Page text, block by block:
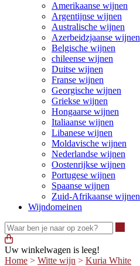
Amerikaanse wijnen
Argentijnse wijnen
Australische wijnen
Azerbeidzjaanse wijnen
Belgische wijnen
chileense wijnen
Duitse wijnen
Franse wijnen
Georgische wijnen
Griekse wijnen
Hongaarse wijnen
Italiaanse wijnen
Libanese wijnen
Moldavische wijnen
Nederlandse wijnen
Oostenrijkse wijnen
Portugese wijnen
Spaanse wijnen
Zuid-Afrikaanse wijnen
Wijndomeinen
Uw winkelwagen is leeg!
Home > Witte wijn > Kuria White